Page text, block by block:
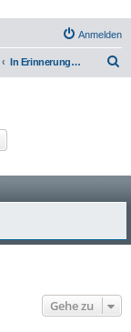
Anmelden
In Erinnerung an tom
Gehe zu